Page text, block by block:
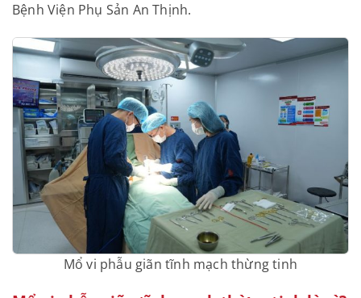
Bệnh Viện Phụ Sản An Thịnh.
Mổ vi phẫu giãn tĩnh mạch thừng tinh